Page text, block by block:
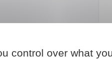
control over what